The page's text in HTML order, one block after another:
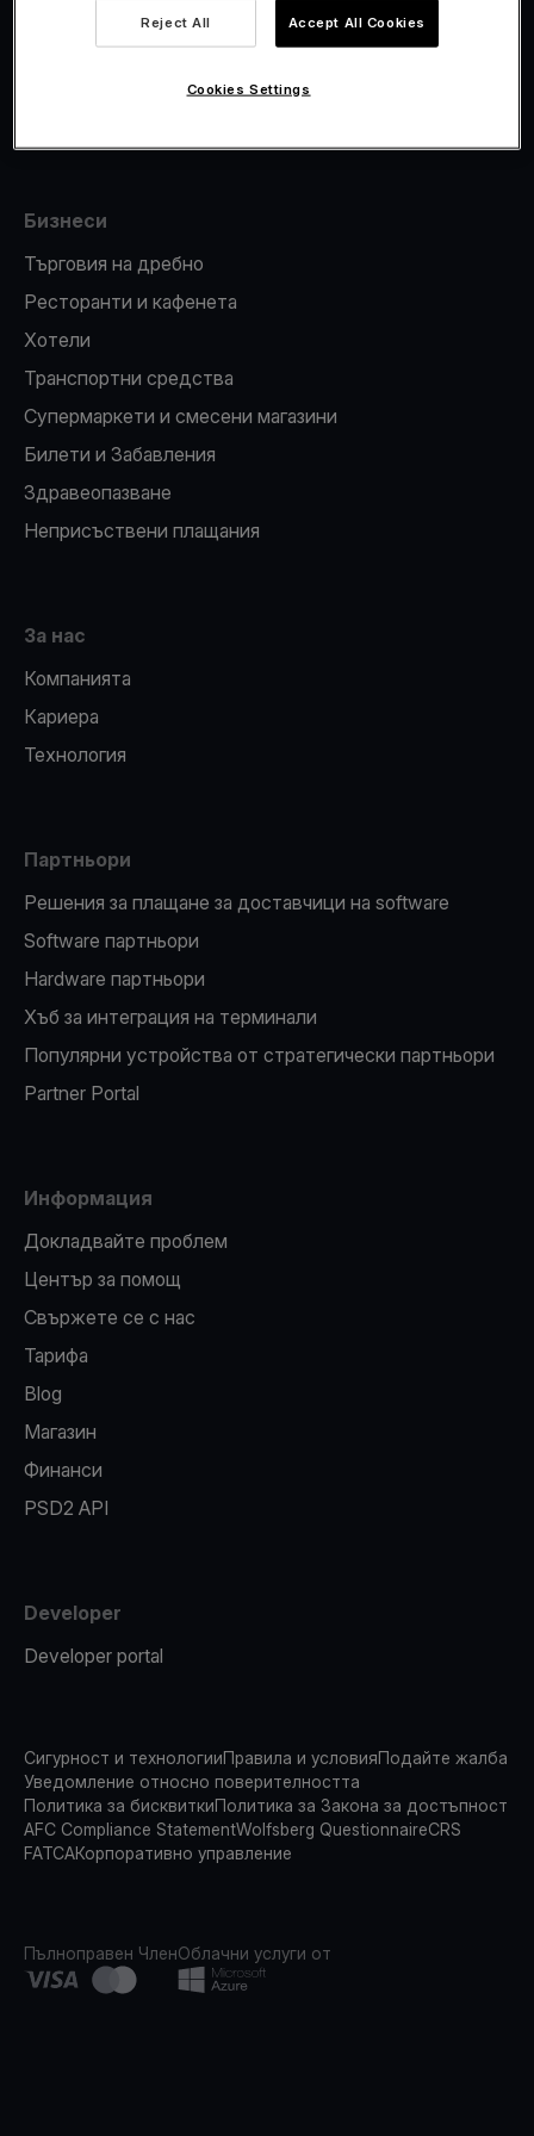
Фискализация
Бизнеси
Търговия на дребно
Ресторанти и кафенета
Хотели
Транспортни средства
Супермаркети и смесени магазини
Билети и Забавления
Здравеопазване
Неприсъствени плащания
За нас
Компанията
Кариера
Технология
Партньори
Решения за плащане за доставчици на software
Software партньори
Hardware партньори
Хъб за интеграция на терминали
Популярни устройства от стратегически партньори
Partner Portal
Информация
Докладвайте проблем
Център за помощ
Свържете се с нас
Тарифа
Blog
Магазин
Финанси
PSD2 API
Developer
Developer portal
Сигурност и технологииПравила и условияПодайте жалба
Уведомление относно поверителността
Политика за бисквиткиПолитика за Закона за достъпност
AFC Compliance StatementWolfsberg QuestionnaireCRS
FATCAКорпоративно управление
Пълноправен ЧленОблачни услуги от
Reject All Accept All Cookies
Cookies Settings